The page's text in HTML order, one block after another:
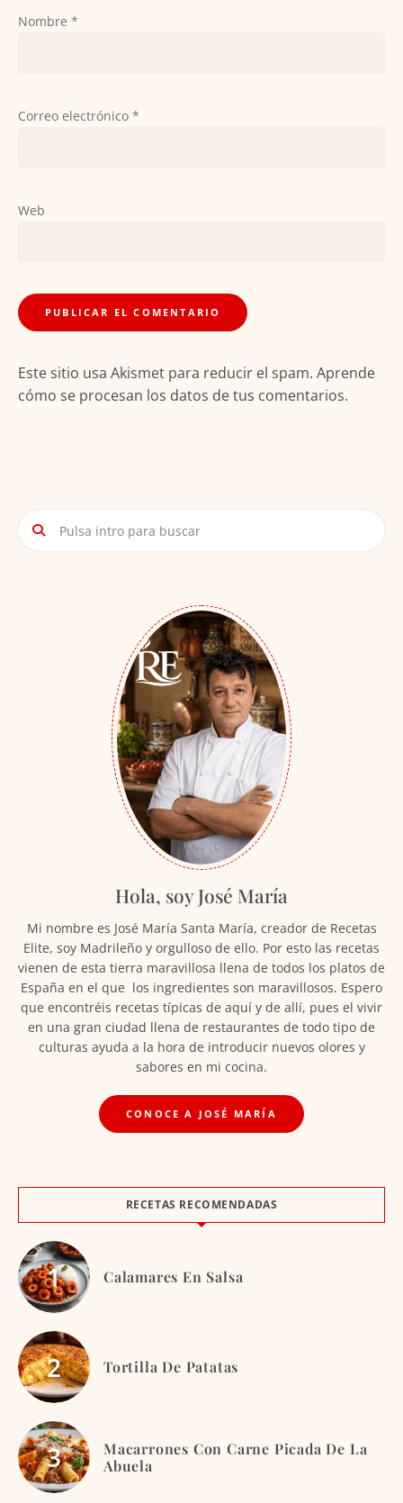
Nombre *
Correo electrónico *
Web
Este sitio usa Akismet para reducir el spam. Aprende
cómo se procesan los datos de tus comentarios.
Hola, soy José María
Mi nombre es José María Santa María, creador de Recetas
Elite, soy Madrileño y orgulloso de ello. Por esto las recetas
vienen de esta tierra maravillosa llena de todos los platos de
España en el que los ingredientes son maravillosos. Espero
que encontréis recetas típicas de aquí y de allí, pues el vivir
en una gran ciudad llena de restaurantes de todo tipo de
culturas ayuda a la hora de introducir nuevos olores y
sabores en mi cocina.
CONOCE A JOSÉ MARÍA
RECETAS RECOMENDADAS
Calamares En Salsa
Tortilla De Patatas
Macarrones Con Carne Picada De La
Abuela